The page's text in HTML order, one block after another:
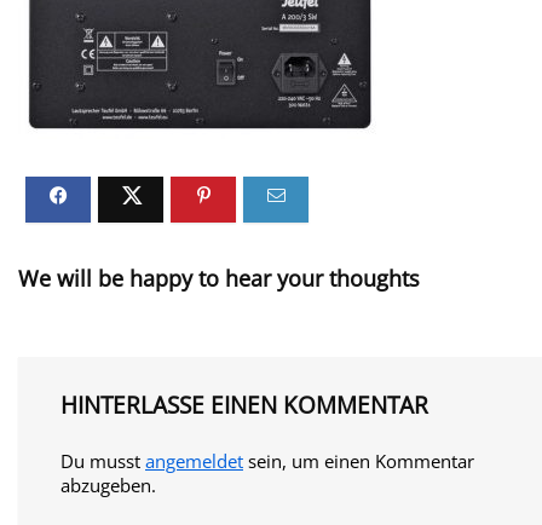
We will be happy to hear your thoughts
HINTERLASSE EINEN KOMMENTAR
Du musst angemeldet sein, um einen Kommentar
abzugeben.